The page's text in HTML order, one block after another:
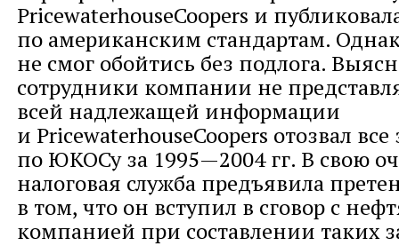
PricewaterhouseCoopers и
по американским стандартам.
не смог обойтись без подлога.
сотрудники компании не
всей надлежащей информации
и PricewaterhouseCoopers отозвал
по ЮКОСу за 1995—2004 гг. В свою
налоговая служба предъявила
в том, что он вступил в сговор с
компанией при составлении таких